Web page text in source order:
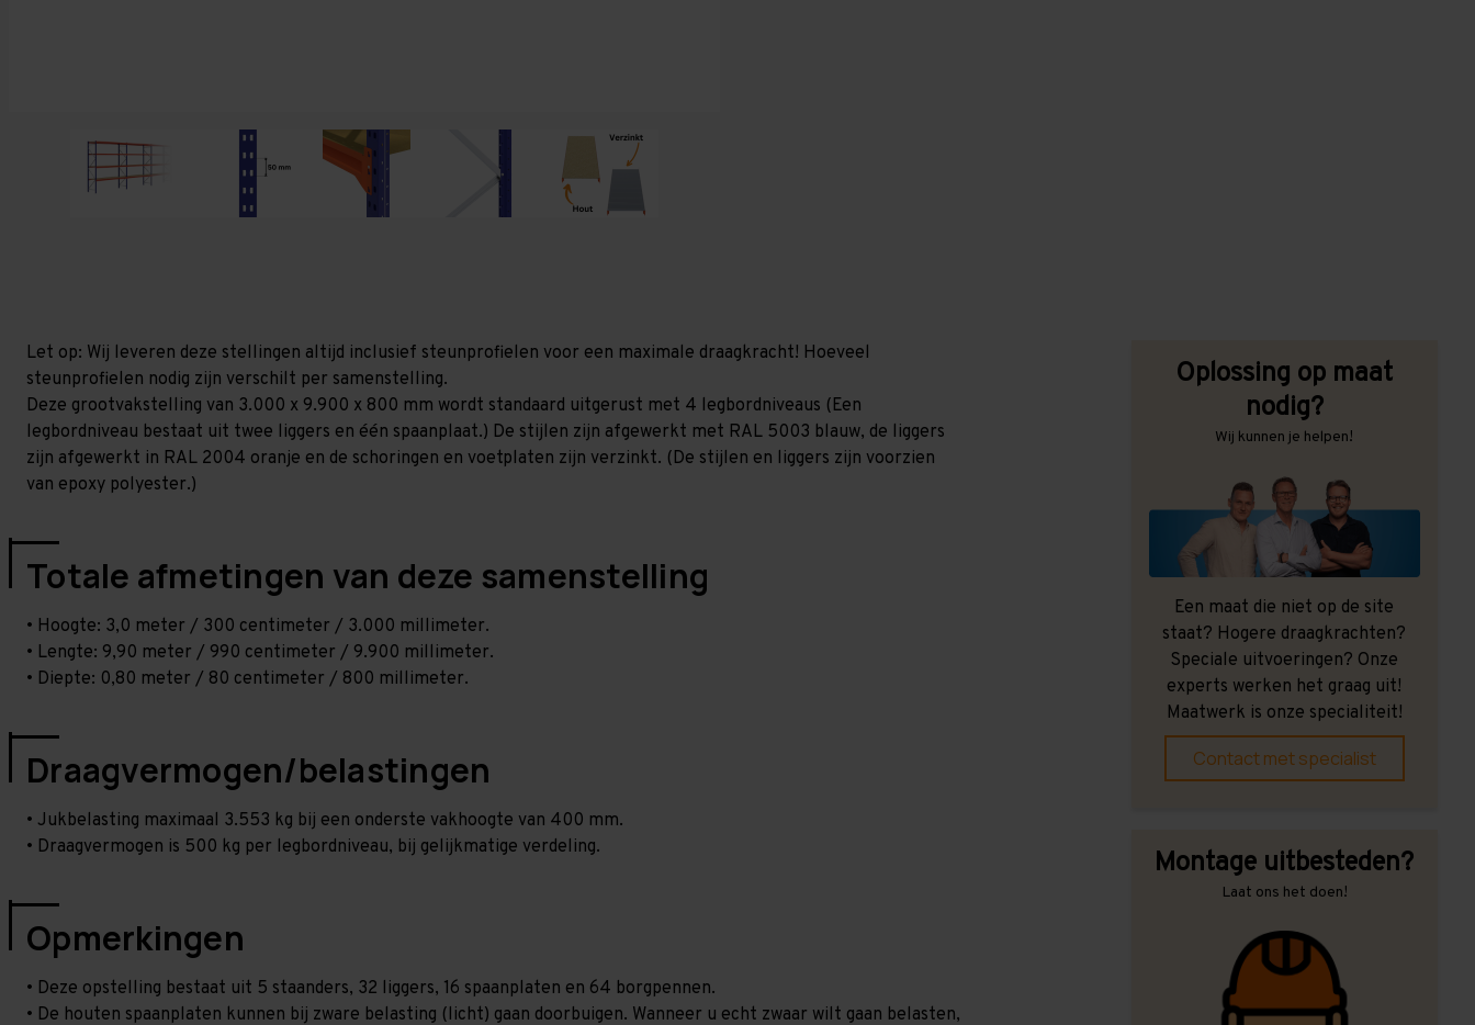
Let op: Wij leveren deze stellingen altijd inclusief steunprofielen voor een maximale draagkracht! Hoeveel
steunprofielen nodig zijn verschilt per samenstelling.
Deze grootvakstelling van 3.000 x 9.900 x 800 mm wordt standaard uitgerust met 4 legbordniveaus (Een
legbordniveau bestaat uit twee liggers en één spaanplaat.) De stijlen zijn afgewerkt met RAL 5003 blauw, de liggers
zijn afgewerkt in RAL 2004 oranje en de schoringen en voetplaten zijn verzinkt. (De stijlen en liggers zijn voorzien
van epoxy polyester.)
Totale afmetingen van deze samenstelling
• Hoogte: 3,0 meter / 300 centimeter / 3.000 millimeter.
• Lengte: 9,90 meter / 990 centimeter / 9.900 millimeter.
• Diepte: 0,80 meter / 80 centimeter / 800 millimeter.
Draagvermogen/belastingen
• Jukbelasting maximaal 3.553 kg bij een onderste vakhoogte van 400 mm.
• Draagvermogen is 500 kg per legbordniveau, bij gelijkmatige verdeling.
Opmerkingen
• Deze opstelling bestaat uit 5 staanders, 32 liggers, 16 spaanplaten en 64 borgpennen.
• De houten spaanplaten kunnen bij zware belasting (licht) gaan doorbuigen. Wanneer u echt zwaar wilt gaan belasten,
Oplossing op maat
nodig?
Wij kunnen je helpen!
Een maat die niet op de site
staat? Hogere draagkrachten?
Speciale uitvoeringen? Onze
experts werken het graag uit!
Maatwerk is onze specialiteit!
Contact met specialist
Montage uitbesteden?
Laat ons het doen!